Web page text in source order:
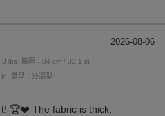
2026-08-06
lbs
胸圍：84 cm / 33.1 in
體型：沙漏型
🏆❤️ The fabric is thick,